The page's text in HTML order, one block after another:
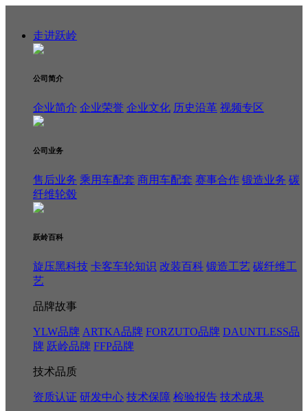
走进跃岭
公司简介
企业简介 企业荣誉 企业文化 历史沿革 视频专区
公司业务
售后业务 乘用车配套 商用车配套 赛事合作 锻造业务 碳
纤维轮毂
跃岭百科
旋压黑科技 卡客车轮知识 改装百科 锻造工艺 碳纤维工
艺
品牌故事
YLW品牌 ARTKA品牌 FORZUTO品牌 DAUNTLESS品
牌 跃岭品牌 FFP品牌
技术品质
资质认证 研发中心 技术保障 检验报告 技术成果